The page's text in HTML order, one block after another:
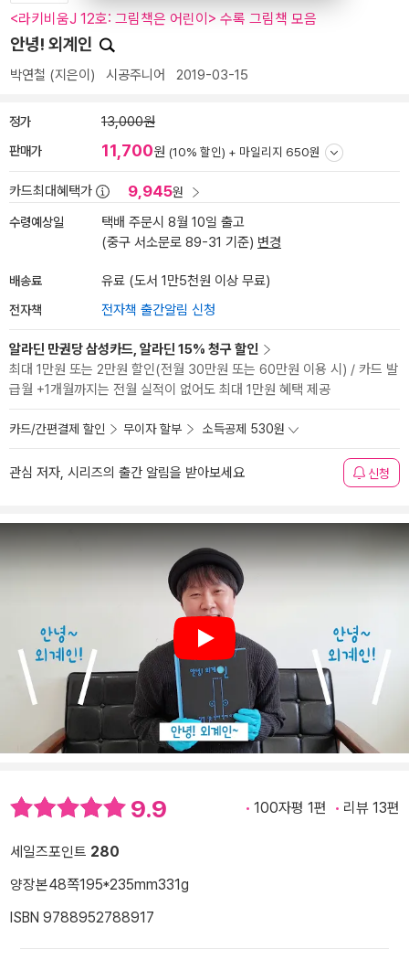
<라키비움J 12호: 그림책은 어린이> 수록 그림책 모음
안녕! 외계인
박연철 (지은이) 시공주니어 2019-03-15
정가 13,000원
판매가 11,700원 (10% 할인) + 마일리지 650원
카드최대혜택가 9,945원
수령예상일
택배 주문시 8월 10일 출고
(중구 서소문로 89-31 기준) 변경
배송료 유료 (도서 1만5천원 이상 무료)
전자책 전자책 출간알림 신청
알라딘 만권당 삼성카드, 알라딘 15% 청구 할인
최대 1만원 또는 2만원 할인(전월 30만원 또는 60만원 이용 시) / 카드 발
급월 +1개월까지는 전월 실적이 없어도 최대 1만원 혜택 제공
카드/간편결제 할인 무이자 할부 소득공제 530원
관심 저자, 시리즈의 출간 알림을 받아보세요 신청
Play
9.9 100자평 1편 리뷰 13편
세일즈포인트 280
양장본48쪽195*235mm331g
ISBN 9788952788917